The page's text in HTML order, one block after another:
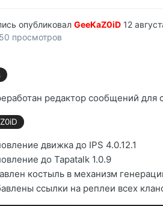
опубликовалGeeKaZ0iD 12
просмотров
редактор сообщений для
движка до IPS 4.0.12.1
до Tapatalk 1.0.9
костыль в механизм
ссылки на реплеи всех